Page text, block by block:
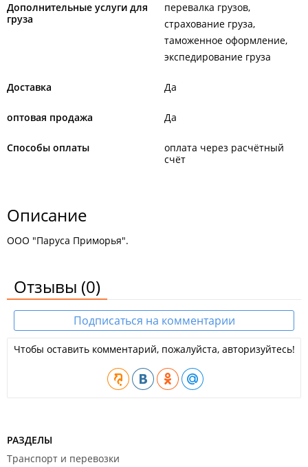
Дополнительные услуги для
груза
перевалка грузов
страхование груза
таможенное оформление
экспедирование груза
Доставка Да
оптовая продажа Да
Способы оплаты
оплата через расчётный
счёт
Описание
ООО "Паруса Приморья".
Отзывы (0)
Подписаться на комментарии
Чтобы оставить комментарий, пожалуйста, авторизуйтесь!
РАЗДЕЛЫ
Транспорт и перевозки